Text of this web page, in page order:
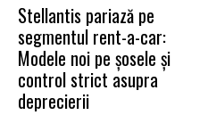
Stellantis pariază pe
segmentul rent-a-car:
Modele noi pe șosele și
control strict asupra
deprecierii